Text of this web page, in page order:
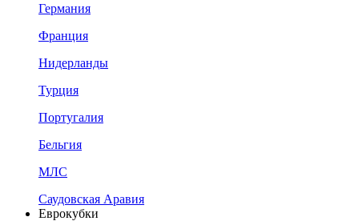
Германия
Франция
Нидерланды
Турция
Португалия
Бельгия
МЛС
Саудовская Аравия
Еврокубки